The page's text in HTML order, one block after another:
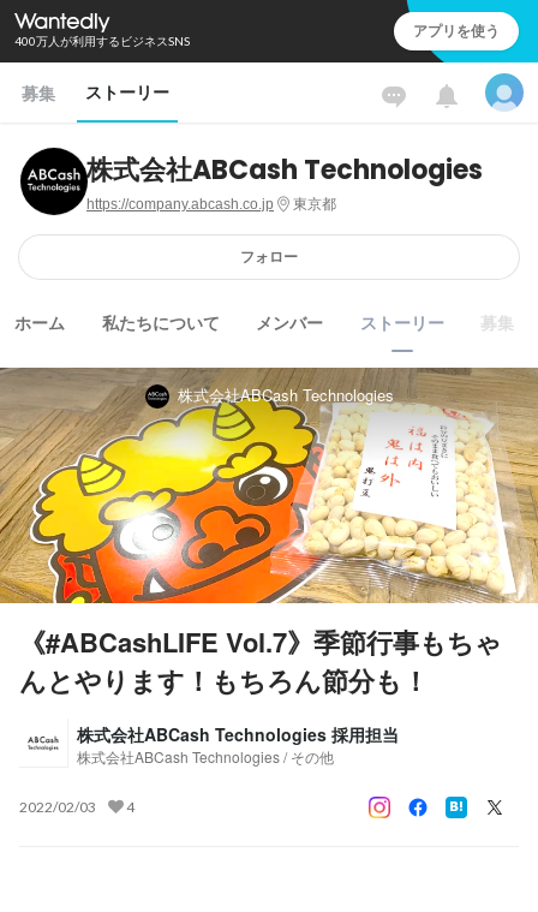
400万人が利用するビジネスSNS アプリを使う
募集 ストーリー
株式会社ABCash Technologies
https://company.abcash.co.jp 東京都
フォロー
ホーム 私たちについて メンバー ストーリー 募集
株式会社ABCash Technologies
《#ABCashLIFE Vol.7》季節行事もちゃ
んとやります！もちろん節分も！
株式会社ABCash Technologies 採用担当
株式会社ABCash Technologies / その他
2022/02/03 4